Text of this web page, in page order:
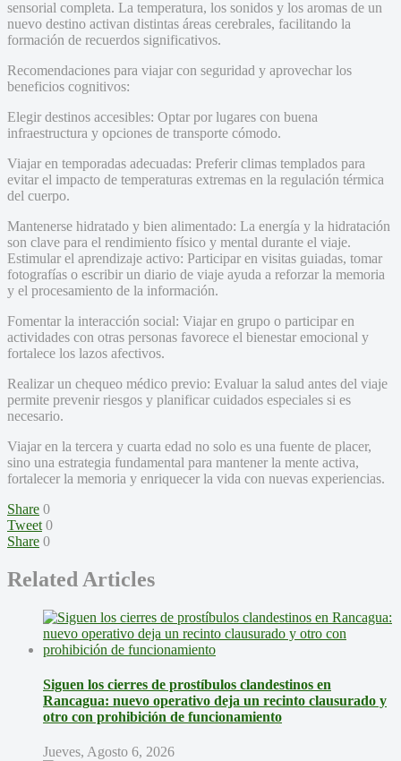
sensorial completa. La temperatura, los sonidos y los aromas de un
nuevo destino activan distintas áreas cerebrales, facilitando la
formación de recuerdos significativos.
Recomendaciones para viajar con seguridad y aprovechar los
beneficios cognitivos:
Elegir destinos accesibles: Optar por lugares con buena
infraestructura y opciones de transporte cómodo.
Viajar en temporadas adecuadas: Preferir climas templados para
evitar el impacto de temperaturas extremas en la regulación térmica
del cuerpo.
Mantenerse hidratado y bien alimentado: La energía y la hidratación
son clave para el rendimiento físico y mental durante el viaje.
Estimular el aprendizaje activo: Participar en visitas guiadas, tomar
fotografías o escribir un diario de viaje ayuda a reforzar la memoria
y el procesamiento de la información.
Fomentar la interacción social: Viajar en grupo o participar en
actividades con otras personas favorece el bienestar emocional y
fortalece los lazos afectivos.
Realizar un chequeo médico previo: Evaluar la salud antes del viaje
permite prevenir riesgos y planificar cuidados especiales si es
necesario.
Viajar en la tercera y cuarta edad no solo es una fuente de placer,
sino una estrategia fundamental para mantener la mente activa,
fortalecer la memoria y enriquecer la vida con nuevas experiencias.
Share 0
Tweet 0
Share 0
Related Articles
Siguen los cierres de prostíbulos clandestinos en
Rancagua: nuevo operativo deja un recinto clausurado y
otro con prohibición de funcionamiento
Jueves, Agosto 6, 2026